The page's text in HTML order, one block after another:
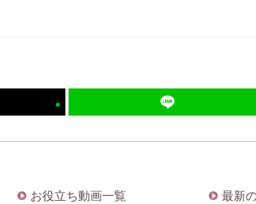
お役立ち動画一覧 最新